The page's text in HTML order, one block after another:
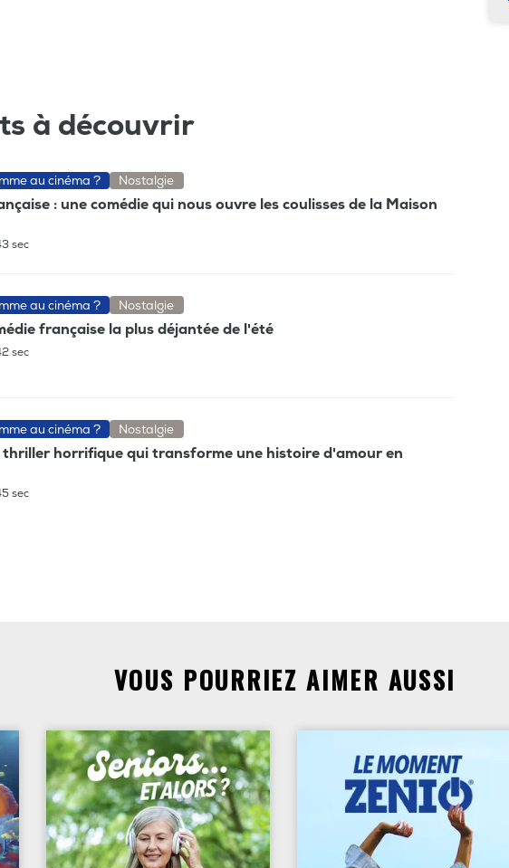
à découvrir
au cinéma ? Nostalgie
: une comédie qui nous ouvre les coulisses de la Maison
sec
au cinéma ? Nostalgie
française la plus déjantée de l'été
sec
au cinéma ? Nostalgie
thriller horrifique qui transforme une histoire d'amour en
sec
VOUS POURRIEZ AIMER AUSSI